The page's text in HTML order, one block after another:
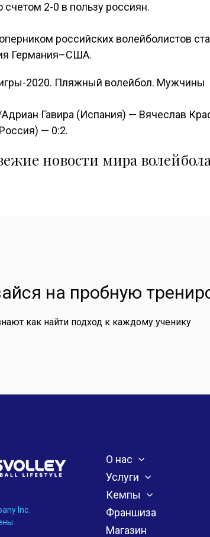
2-0 в пользу россиян.
российских волейболистов
Германия–США.
2020. Пляжный волейбол. Мужчины
Гавира (Испания) — Вячеслав
— 0:2.
новости мира
на пробную
как найти подход к каждому ученику
Inc.
О нас
Услуги
Кемпы
Франшиза
Магазин